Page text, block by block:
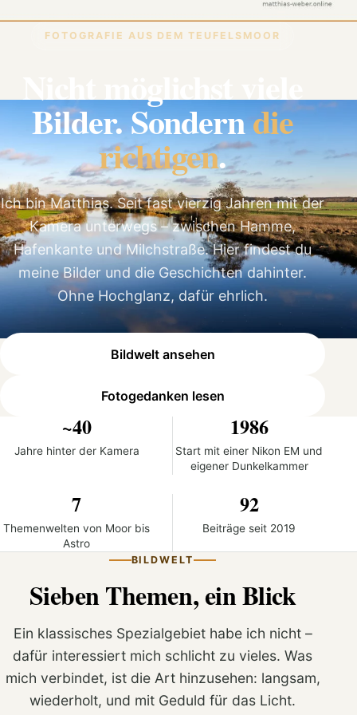
FOTOGRAFIE AUS DEM TEUFELSMOOR
Nicht möglichst viele
Bilder. Sonderndie
richtigen.
Ich bin Matthias. Seit fast vierzig Jahren mit der
Kamera unterwegs – zwischen Hamme,
Hafenkante und Milchstraße. Hier findest du
meine Bilder und die Geschichten dahinter.
Ohne Hochglanz, dafür ehrlich.
Bildwelt ansehen
Fotogedanken lesen
~40
Jahre hinter der Kamera
1986
Start mit einer Nikon EM und
eigener Dunkelkammer
7
Themenwelten von Moor bis
Astro
92
Beiträge seit 2019
BILDWELT
Sieben Themen, ein Blick
Ein klassisches Spezialgebiet habe ich nicht –
dafür interessiert mich schlicht zu vieles. Was
mich verbindet, ist die Art hinzusehen: langsam,
wiederholt, und mit Geduld für das Licht.